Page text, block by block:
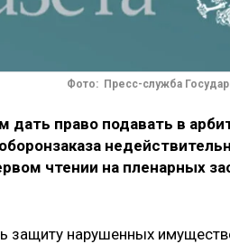
Фото: Пресс-служба
дать право подавать в
чтении на пленарных
защиту нарушенных